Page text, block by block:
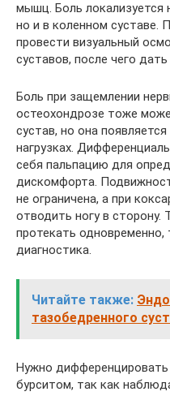
мышц. Боль локализуется
но и в коленном суставе.
провести визуальный
суставов, после чего
Боль при защемлении
остеохондрозе тоже
сустав, но она
нагрузках.
себя пальпацию для
дискомфорта.
не ограничена, а при
отводить ногу в сторону.
протекать одновременно,
диагностика.
Читайте также:
тазобедренного
Нужно
бурситом, так как